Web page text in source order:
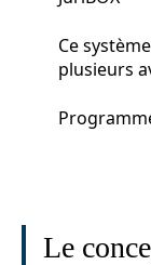
Ce
plusieurs
Le